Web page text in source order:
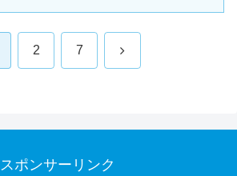
2 7 次
スポンサーリンク